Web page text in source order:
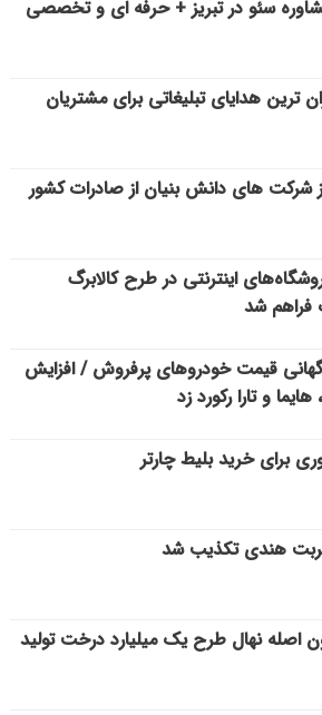
سئو در تبریز + حرفه ای و تخصصی
ترین هدایای تبلیغاتی برای مشتریان
شرکت های دانش بنیان از صادرات کشور
اینترنتی در طرح کالابرگ
فراهم شد
قیمت خودروهای پرفروش / افزایش
و تارا رکورد زد
برای خرید بلیط چارتر
هندی تکذیب شد
اصله نهال طرح یک میلیارد درخت تولید